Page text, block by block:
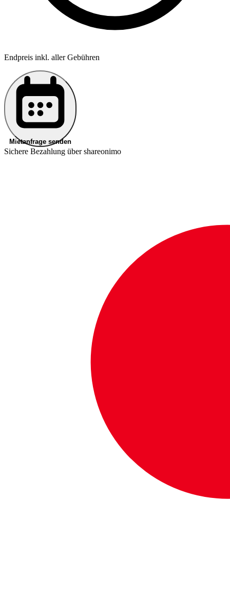
Endpreis inkl. aller Gebühren
Mietanfrage senden
Sichere Bezahlung über shareonimo